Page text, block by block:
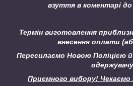
взуття в коментарі до
Термін виготовлення
внесення оплати
Пересилаємо Новою Поліцією
Приємного вибору! Чекаємо